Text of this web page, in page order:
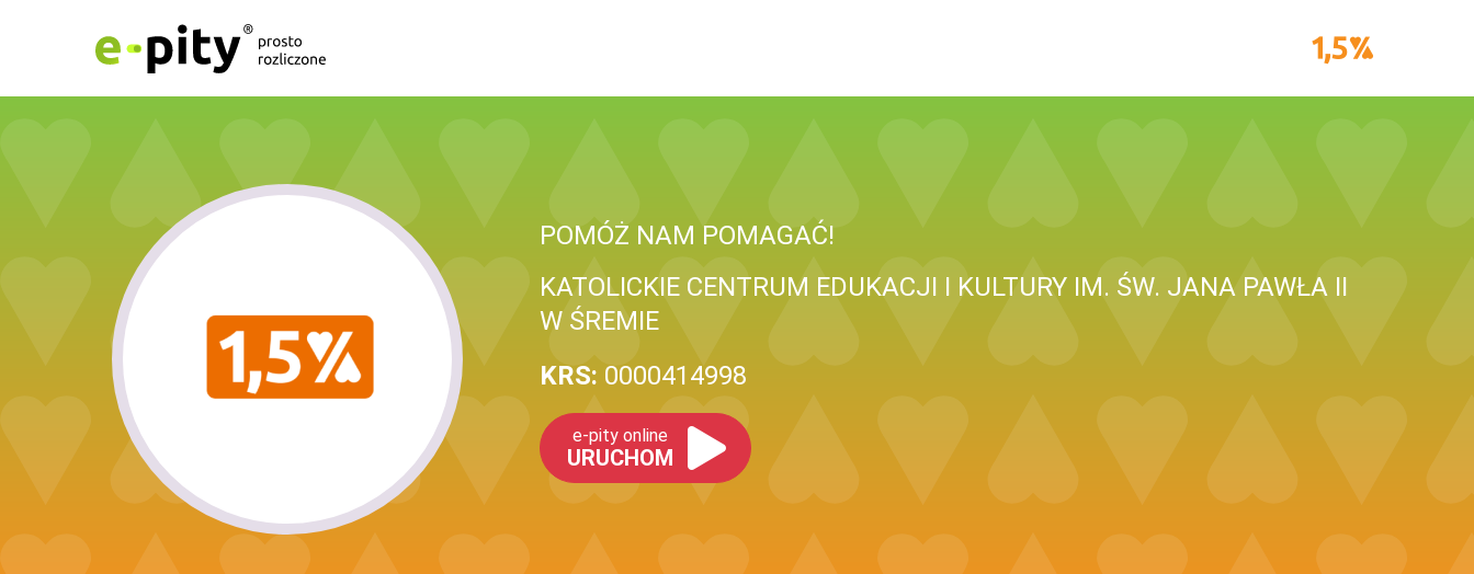
POMÓŻ NAM POMAGAĆ!
KATOLICKIE CENTRUM EDUKACJI I KULTURY IM. ŚW. JANA PAWŁA II
W ŚREMIE
KRS: 0000414998
e-pity online
URUCHOM